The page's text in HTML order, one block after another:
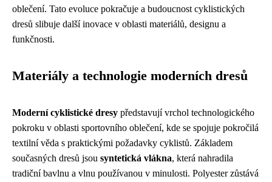
oblečení. Tato evoluce pokračuje a budoucnost cyklistických
dresů slibuje další inovace v oblasti materiálů, designu a
funkčnosti.
Materiály a technologie moderních dresů
Moderní cyklistické dresy představují vrchol technologického
pokroku v oblasti sportovního oblečení, kde se spojuje pokročilá
textilní věda s praktickými požadavky cyklistů. Základem
současných dresů jsou syntetická vlákna, která nahradila
tradiční bavlnu a vlnu používanou v minulosti. Polyester zůstává